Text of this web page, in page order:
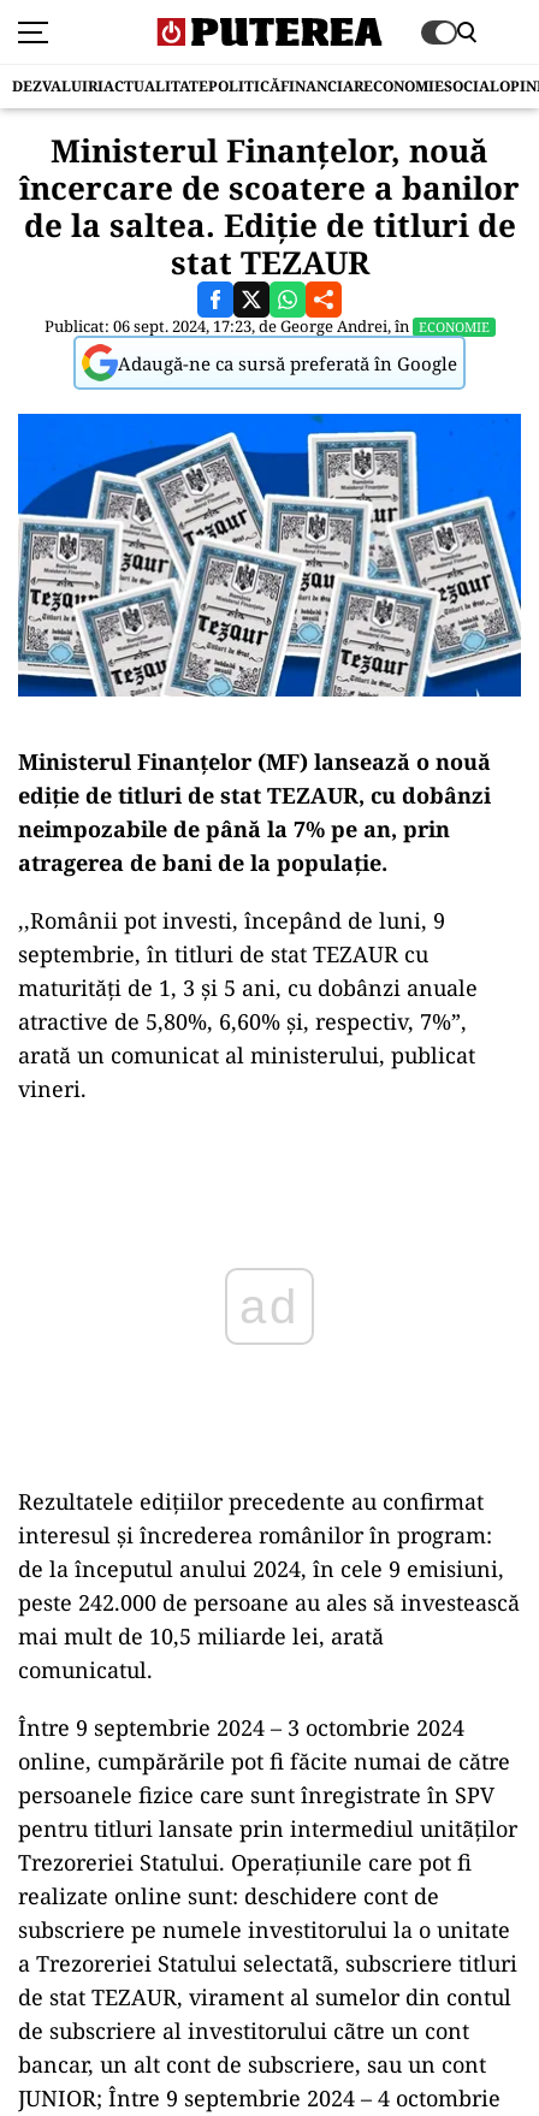
DEZVALUIRIACTUALITATEPOLITICĂFINANCIARECONOMIESOCIAL
Ministerul Finanțelor, nouă
încercare de scoatere a banilor
de la saltea. Ediție de titluri de
stat TEZAUR
Publicat: 06 sept. 2024, 17:23, deGeorge Andrei, în ECONOMIE
Adaugă-ne ca sursă preferată în Google
Ministerul Finanțelor (MF) lansează o nouă
ediție de titluri de stat TEZAUR, cu dobânzi
neimpozabile de până la 7% pe an, prin
atragerea de bani de la populație.
,,Românii pot investi, începând de luni, 9
septembrie, în titluri de stat TEZAUR cu
maturități de 1, 3 și 5 ani, cu dobânzi anuale
atractive de 5,80%, 6,60% și, respectiv, 7%”,
arată un comunicat al ministerului, publicat
vineri.
ad
Rezultatele edițiilor precedente au confirmat
interesul și încrederea românilor în program:
de la începutul anului 2024, în cele 9 emisiuni,
peste 242.000 de persoane au ales să investească
mai mult de 10,5 miliarde lei, arată
comunicatul.
Între 9 septembrie 2024 – 3 octombrie 2024
online, cumpărările pot fi făcite numai de către
persoanele fizice care sunt înregistrate în SPV
pentru titluri lansate prin intermediul unitãților
Trezoreriei Statului. Operațiunile care pot fi
realizate online sunt: deschidere cont de
subscriere pe numele investitorului la o unitate
a Trezoreriei Statului selectatã, subscriere titluri
de stat TEZAUR, virament al sumelor din contul
de subscriere al investitorului cãtre un cont
bancar, un alt cont de subscriere, sau un cont
JUNIOR; Între 9 septembrie 2024 – 4 octombrie